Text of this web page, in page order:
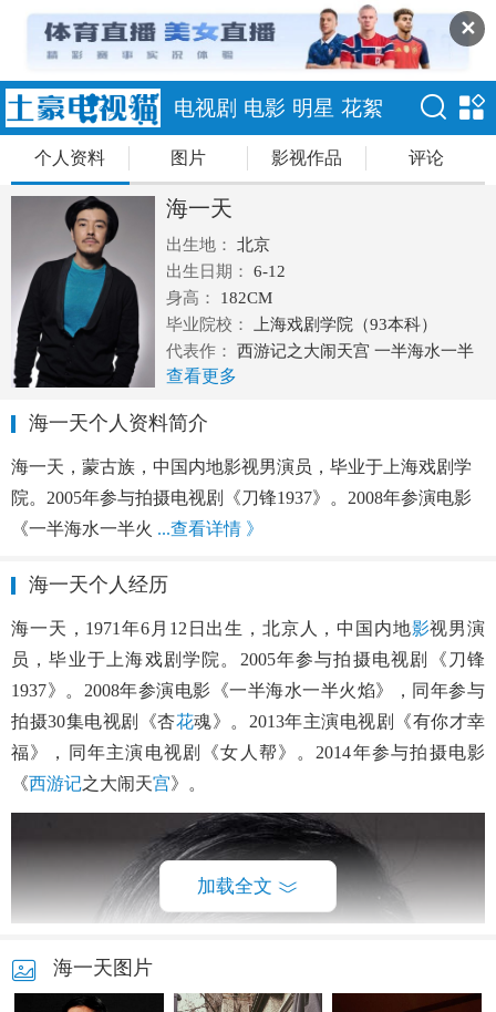
✕
电视剧 电影 明星 花絮
个人资料 图片 影视作品 评论
海一天
出生地：
北京
出生日期：
6-12
身高：
182CM
毕业院校：
上海戏剧学院（93本科）
代表作：
西游记之大闹天宫 一半海水一半
火焰 有你才幸福 工人大院
查看更多
海一天个人资料简介
海一天，蒙古族，中国内地影视男演员，毕业于上海戏剧学
院。2005年参与拍摄电视剧《刀锋1937》。2008年参演电影
《一半海水一半火 ...查看详情 》
海一天个人经历
海一天，1971年6月12日出生，北京人，中国内地影视男演
员，毕业于上海戏剧学院。2005年参与拍摄电视剧《刀锋
1937》。2008年参演电影《一半海水一半火焰》，同年参与
拍摄30集电视剧《杏花魂》。2013年主演电视剧《有你才幸
福》，同年主演电视剧《女人帮》。2014年参与拍摄电影
《西游记之大闹天宫》。
加载全文
海一天图片